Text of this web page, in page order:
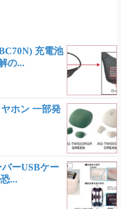
充電池
の...
ホン 一部発
ーUSBケー
...